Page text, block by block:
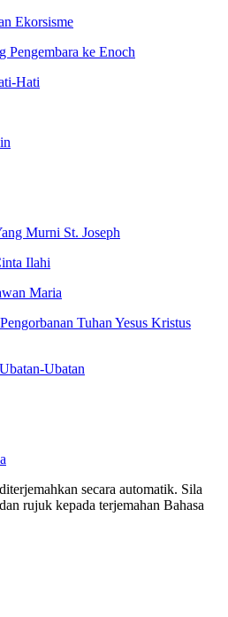
Ekorsisme
Pengembara ke Enoch
Hati
Murni St. Joseph
Ilahi
Maria
Tuhan Yesus Kristus
Ubatan
secara automatik. Sila
rujuk kepada terjemahan Bahasa